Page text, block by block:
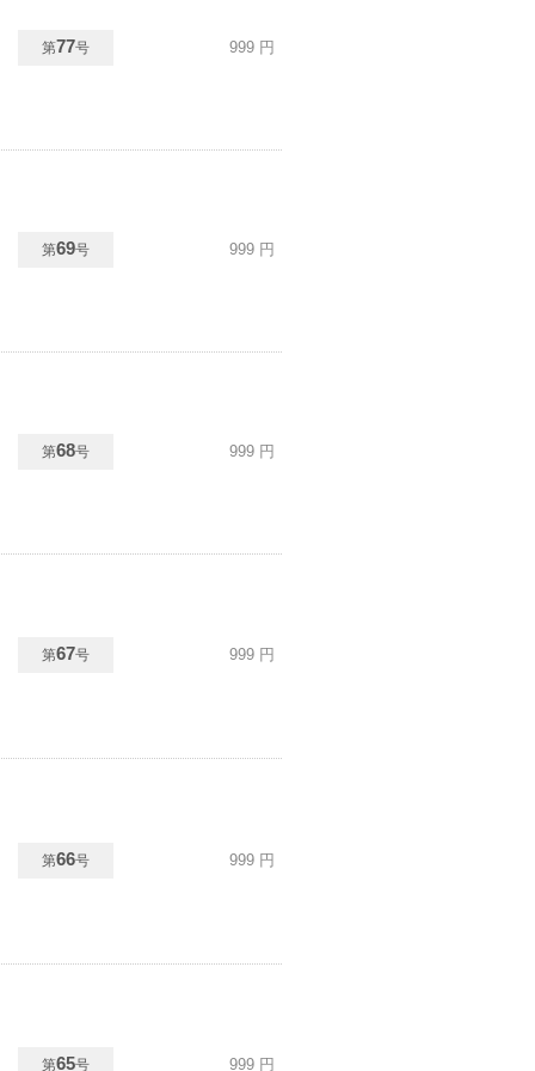
第77号 999 円
第69号 999 円
第68号 999 円
第67号 999 円
第66号 999 円
第65号 999 円